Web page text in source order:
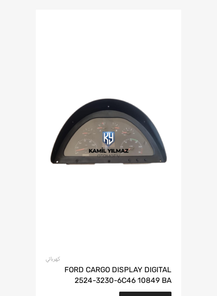
كهربائي
FORD CARGO DISPLAY DIGITAL
2524-3230-6C46 10849 BA